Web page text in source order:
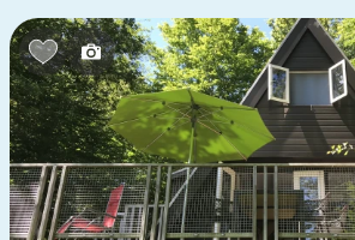
Kindermöbel
Eingezäunter Garten
Spielgeräte im Garten
Hallenbad
Freibad